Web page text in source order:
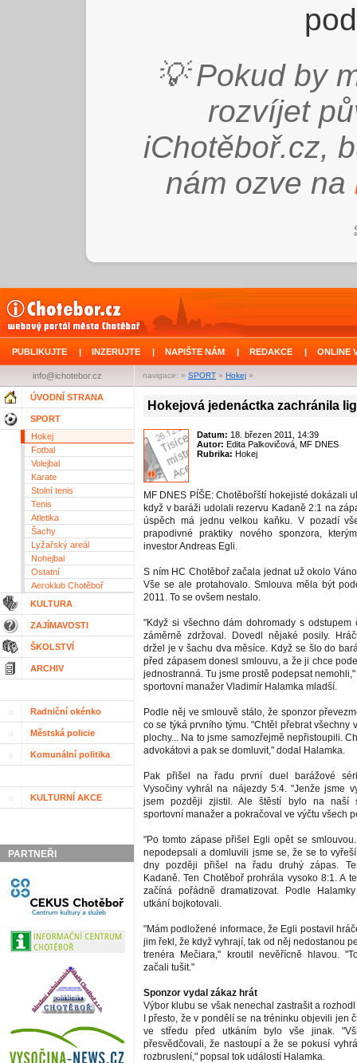
💡 Pokud by
rozvíjet
iChotěboř.cz,
nám ozve na
PUBLIKUJTE | INZERUJTE | NAPIŠTE NÁM | REDAKCE | ONLINE
navigace: » SPORT » Hokej »
info@ichotebor.cz
ÚVODNÍ STRANA
SPORT
Hokej
Fotbal
Volejbal
Karate
Stolní tenis
Tenis
Atletika
Šachy
Lyžařský areál
Nohejbal
Ostatní
Aeroklub Chotěboř
KULTURA
ZAJÍMAVOSTI
ŠKOLSTVÍ
ARCHIV
Radniční okénko
Městská policie
Komunální politika
KULTURNÍ AKCE
PARTNEŘI
Hokejová jedenáctka zachránila
Datum: 18. březen 2011, 14:39
Autor: Edita Palkovičová, MF DNES
Rubrika: Hokej
MF DNES PÍŠE: Chotěbořští hokejisté dokázali
když v baráži udolali rezervu Kadaně 2:1 na
úspěch má jednu velkou kaňku. V pozadí
prapodivné praktiky nového sponzora,
investor Andreas Egli.
S ním HC Chotěboř začala jednat už okolo
Vše se ale protahovalo. Smlouva měla být
2011. To se ovšem nestalo.
"Když si všechno dám dohromady s odstupem
záměrně zdržoval. Dovedl nějaké posily.
držel je v šachu dva měsíce. Když se šlo do
před zápasem donesl smlouvu, a že ji chce
jednostranná. Tu jsme prostě podepsat
sportovní manažer Vladimír Halamka mladší.
Podle něj ve smlouvě stálo, že sponzor
co se týká prvního týmu. "Chtěl přebrat všechny
plochy... Na to jsme samozřejmě nepřistoupili.
advokátovi a pak se domluvit," dodal Halamka.
Pak přišel na řadu první duel barážové
Vysočiny vyhrál na nájezdy 5:4. "Jenže jsme
jsem později zjistil. Ale štěstí bylo na naší
sportovní manažer a pokračoval ve výčtu všech
"Po tomto zápase přišel Egli opět se
nepodepsali a domluvili jsme se, že se to
dny později přišel na řadu druhý zápas.
Kadaně. Ten Chotěboř prohrála vysoko 8:1. A
začíná pořádně dramatizovat. Podle
utkání bojkotovali.
"Mám podložené informace, že Egli postavil
jim řekl, že když vyhrají, tak od něj nedostanou
trenéra Mečiara," kroutil nevěřícně hlavou.
začali tušit."
Sponzor vydal zákaz hrát
Výbor klubu se však nenechal zastrašit a
I přesto, že v pondělí se na tréninku objevili jen
ve středu před utkáním bylo vše jinak.
přesvědčovali, že nastoupí a že se pokusí
rozbruslení," popsal tok událostí Halamka.